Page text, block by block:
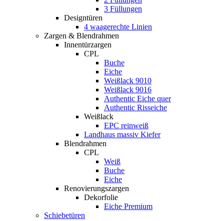
3 Füllungen
Designtüren
4 waagerechte Linien
Zargen & Blendrahmen
Innentürzargen
CPL
Buche
Eiche
Weißlack 9010
Weißlack 9016
Authentic Eiche quer
Authentic Risseiche
Weißlack
EPC reinweiß
Landhaus massiv Kiefer
Blendrahmen
CPL
Weiß
Buche
Eiche
Renovierungszargen
Dekorfolie
Eiche Premium
Schiebetüren